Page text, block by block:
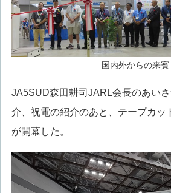
国内外からの来賓
JA5SUD森田耕司JARL会長のあい
介、祝電の紹介のあと、テープカッ
が開幕した。